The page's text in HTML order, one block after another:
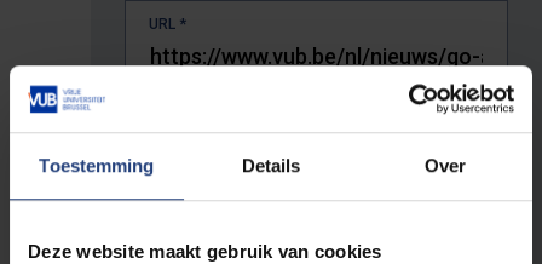
Toestemming Details Over
Deze website maakt gebruik van cookies
URL *
The full URL of the page where you encountered the error.